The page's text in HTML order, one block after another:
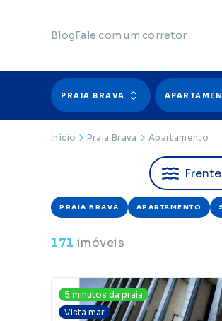
BlogFale com um corretor
PRAIA BRAVA
Início Praia Brava Apartamento
Frente
PRAIA BRAVA APARTAMENTO
171 imóveis
5 minutos da praia
Vista mar